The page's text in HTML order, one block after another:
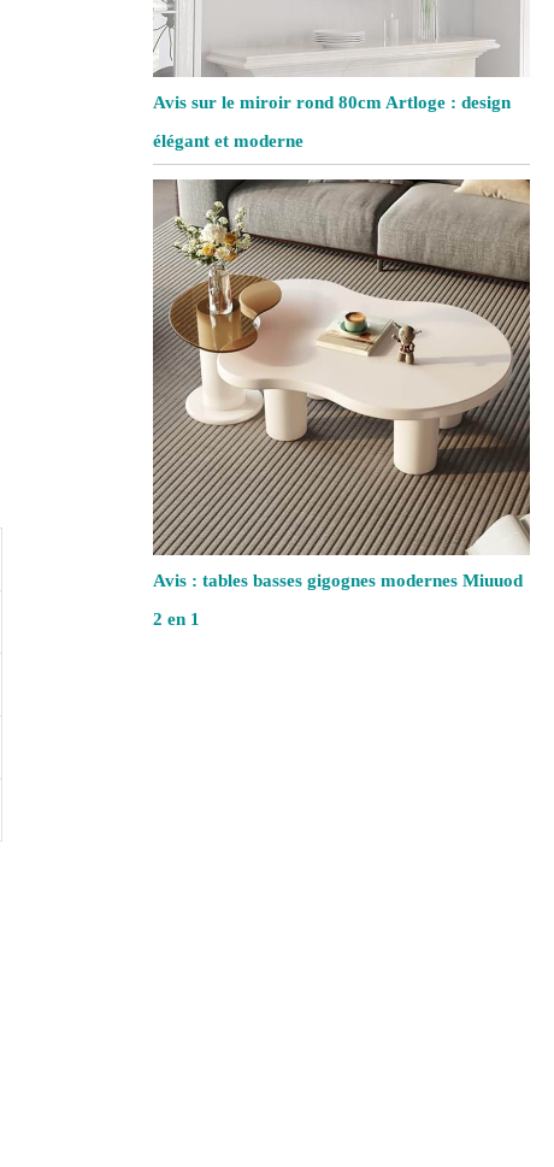
Avis sur le miroir rond 80cm Artloge : design
élégant et moderne
Avis : tables basses gigognes modernes Miuuod
2 en 1